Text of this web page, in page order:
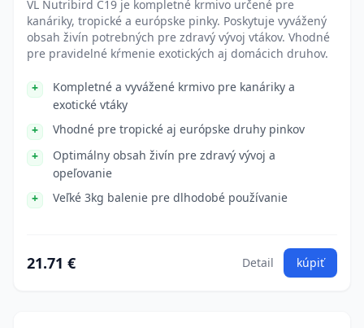
VL Nutribird C19 je kompletné krmivo určené pre
kanáriky, tropické a európske pinky. Poskytuje vyvážený
obsah živín potrebných pre zdravý vývoj vtákov. Vhodné
pre pravidelné kŕmenie exotických aj domácich druhov.
Kompletné a vyvážené krmivo pre kanáriky a
exotické vtáky
Vhodné pre tropické aj európske druhy pinkov
Optimálny obsah živín pre zdravý vývoj a
opeľovanie
Veľké 3kg balenie pre dlhodobé používanie
21.71 € Detail kúpiť